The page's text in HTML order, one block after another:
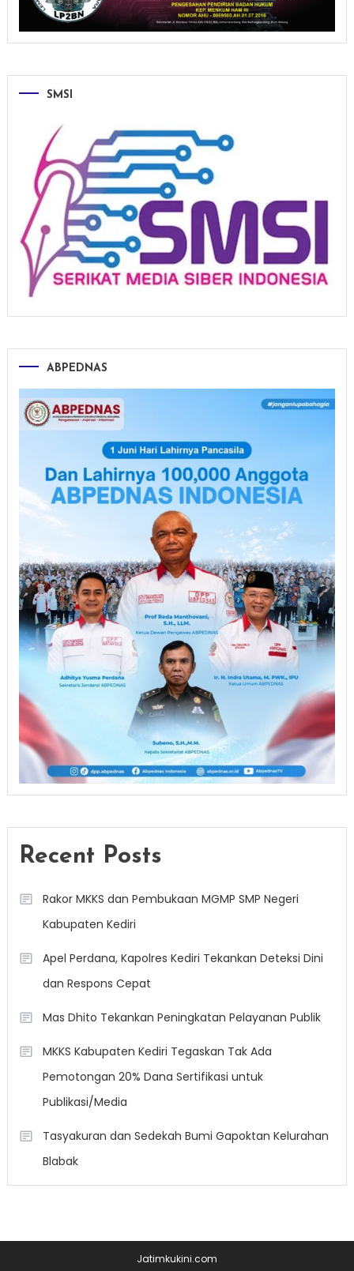
SMSI
ABPEDNAS
Recent Posts
Rakor MKKS dan Pembukaan MGMP SMP Negeri
Kabupaten Kediri
Apel Perdana, Kapolres Kediri Tekankan Deteksi Dini
dan Respons Cepat
Mas Dhito Tekankan Peningkatan Pelayanan Publik
MKKS Kabupaten Kediri Tegaskan Tak Ada
Pemotongan 20% Dana Sertifikasi untuk
Publikasi/Media
Tasyakuran dan Sedekah Bumi Gapoktan Kelurahan
Blabak
Jatimkukini.com